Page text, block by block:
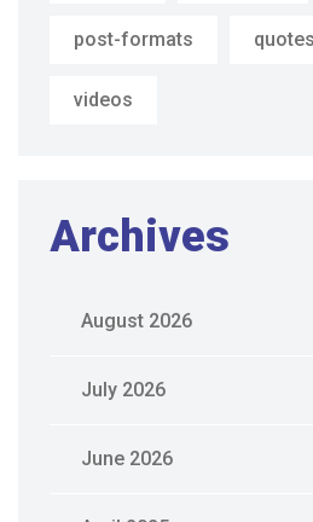
post-formats quotes
videos
Archives
August 2026
July 2026
June 2026